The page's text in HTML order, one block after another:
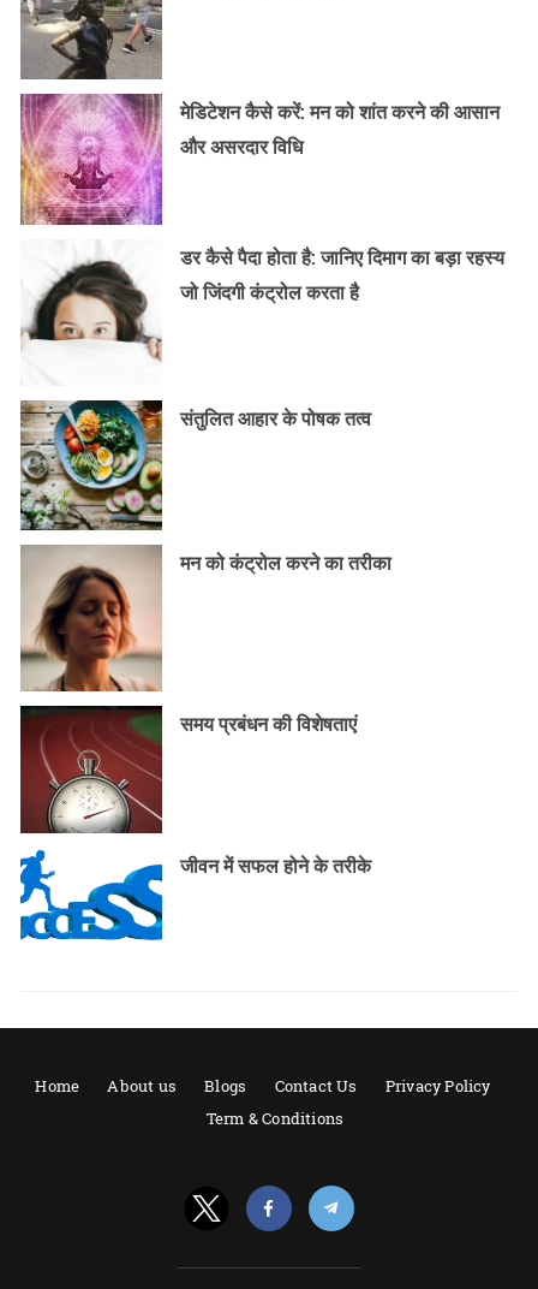
मेडिटेशन कैसे करें: मन को शांत करने की आसान
और असरदार विधि
डर कैसे पैदा होता है: जानिए दिमाग का बड़ा रहस्य
जो जिंदगी कंट्रोल करता है
संतुलित आहार के पोषक तत्व
मन को कंट्रोल करने का तरीका
समय प्रबंधन की विशेषताएं
जीवन में सफल होने के तरीके
Home About us Blogs Contact Us
Privacy Policy
Term & Conditions